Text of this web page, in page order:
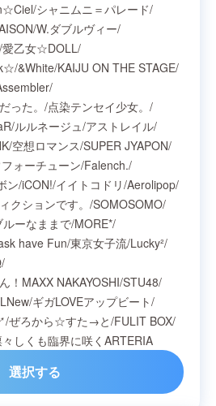
/シャニムニ＝パレード/
/W.ダブルヴィー/
/愛乙女☆DOLL/
/&White/KAIJU ON THE STAGE/
/
った。 /点染テンセイ少女。 /
/ルルネージュ/アストレイル/
/空想ロマンス/SUPER JYAPON/
ォーチューン/Falench./
ン/iCON!/イイトコドリ/Aerolipop/
クションです。 /SOMOSOMO/
ルーなままで/MORE*/
have Fun/東京女子流/Lucky²/
/
！MAXX NAKAYOSHI/STU48/
/ギガLOVEアップビート/
/ぜろから☆すた→と/FULIT BOX/
しくも臨界に咲くARTERIA
選択する